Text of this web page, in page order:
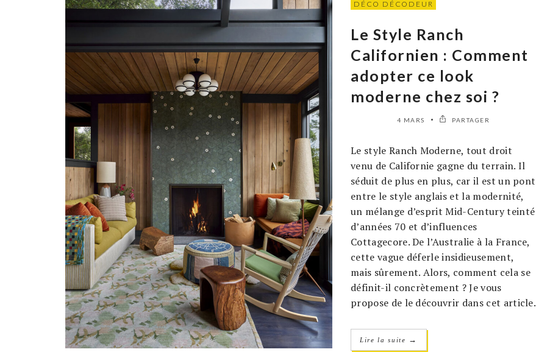
DÉCO DÉCODEUR
Le Style Ranch
Californien : Comment
adopter ce look
moderne chez soi ?
4 MARS PARTAGER
Le style Ranch Moderne, tout droit
venu de Californie gagne du terrain. Il
séduit de plus en plus, car il est un pont
entre le style anglais et la modernité,
un mélange d’esprit Mid-Century teinté
d’années 70 et d’influences
Cottagecore. De l’Australie à la France,
cette vague déferle insidieusement,
mais sûrement. Alors, comment cela se
définit-il concrètement ? Je vous
propose de le découvrir dans cet article.
Lire la suite →